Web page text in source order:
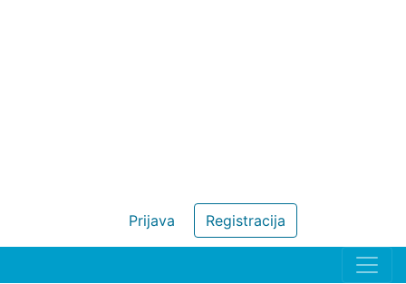
Registracija
Prijava